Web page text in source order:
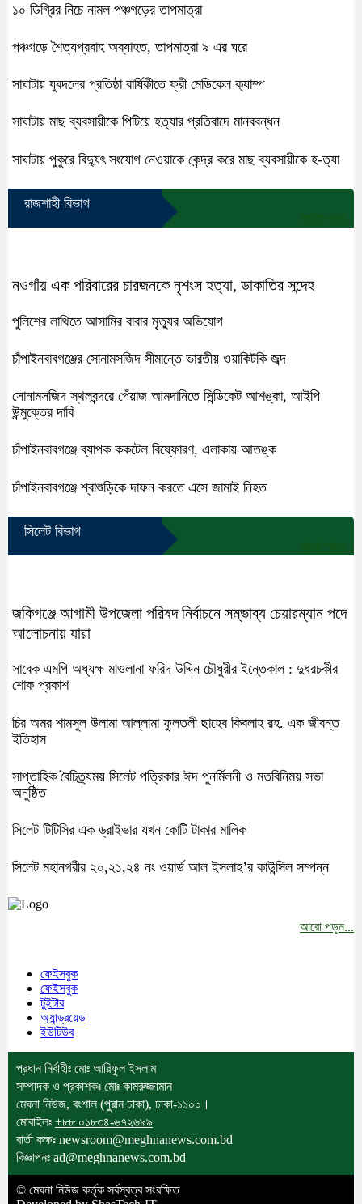
১০ ডিগ্রির নিচে নামল পঞ্চগড়ের তাপমাত্রা
পঞ্চগড়ে শৈত্যপ্রবাহ অব্যাহত, তাপমাত্রা ৯ এর ঘরে
সাঘাটায় যুবদলের প্রতিষ্ঠা বার্ষিকীতে ফ্রী মেডিকেল ক‍্যাম্প
সাঘাটায় মাছ ব্যবসায়ীকে পিটিয়ে হত্যার প্রতিবাদে মানববন্ধন
সাঘাটায় পুকুরে বিদ্যুৎ সংযোগ নেওয়াকে কেন্দ্র করে মাছ ব্যবসায়ীকে হ-ত্যা
আরো পড়ুন...
রাজশাহী বিভাগ
নওগাঁয় এক পরিবারের চারজনকে নৃশংস হত্যা, ডাকাতির সন্দেহ
পুলিশের লাথিতে আসামির বাবার মৃত্যুর অভিযোগ
চাঁপাইনবাবগঞ্জের সোনামসজিদ সীমান্তে ভারতীয় ওয়াকিটকি জব্দ
সোনামসজিদ স্থলবন্দরে পেঁয়াজ আমদানিতে সিন্ডিকেট আশঙ্কা, আইপি
উন্মুক্তের দাবি
চাঁপাইনবাবগঞ্জে ব্যাপক ককটেল বিষ্ফোরণ, এলাকায় আতঙ্ক
চাঁপাইনবাবগঞ্জে শ্বাশুড়িকে দাফন করতে এসে জামাই নিহত
আরো পড়ুন...
সিলেট বিভাগ
জকিগঞ্জে আগামী উপজেলা পরিষদ নির্বাচনে সম্ভাব্য চেয়ারম্যান পদে
আলোচনায় যারা
সাবেক এমপি অধ্যক্ষ মাওলানা ফরিদ উদ্দিন চৌধুরীর ইন্তেকাল : দুধরচকীর
শোক প্রকাশ
চির অমর শামসুল উলামা আল্লামা ফুলতলী ছাহেব কিবলাহ রহ. এক জীবন্ত
ইতিহাস
সাপ্তাহিক বৈচিত্র্যময় সিলেট পত্রিকার ঈদ পুনর্মিলনী ও মতবিনিময় সভা
অনুষ্ঠিত
সিলেট টিটিসির এক ড্রাইভার যখন কোটি টাকার মালিক
সিলেট মহানগরীর ২০,২১,২৪ নং ওয়ার্ড আল ইসলাহ’র কাউন্সিল সম্পন্ন
আরো পড়ুন...
ফেইসবুক
ফেইসবুক
টুইটার
অ্যান্ড্রয়েড
ইউটিউব
প্রধান নির্বাহীঃ মোঃ আরিফুল ইসলাম
সম্পাদক ও প্রকাশকঃ মোঃ কামরুজ্জামান
মেঘনা নিউজ, বংশাল (পুরান ঢাকা), ঢাকা-১১০০।
মোবাইলঃ +৮৮ ০১৮৩৪-৬৭২৬৯৯
বার্তা কক্ষঃ newsroom@meghnanews.com.bd
বিজ্ঞাপনঃ ad@meghnanews.com.bd
© মেঘনা নিউজ কর্তৃক সর্বস্বত্ব সংরক্ষিত